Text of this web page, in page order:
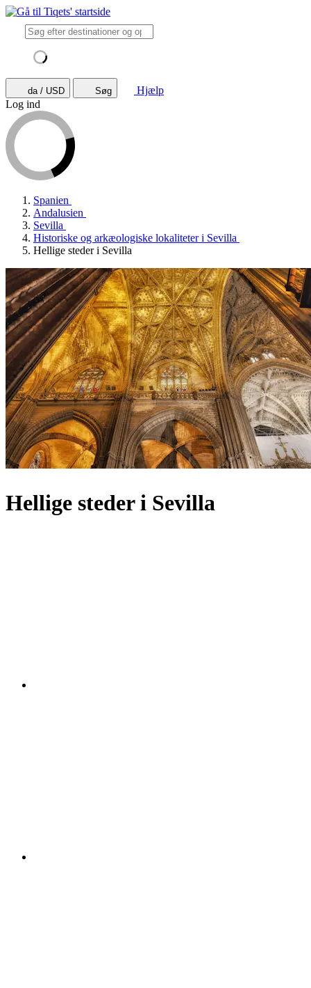
da / USD Søg
Hjælp
Log ind
Spanien
Andalusien
Sevilla
Historiske og arkæologiske lokaliteter i Sevilla
Hellige steder i Sevilla
Hellige steder i Sevilla